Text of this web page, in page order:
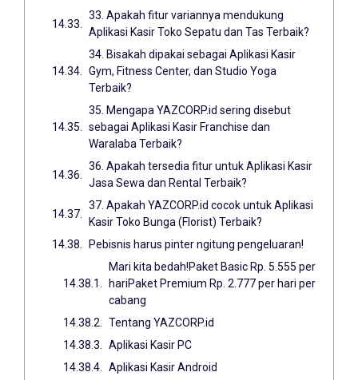
33. Apakah fitur variannya mendukung
Aplikasi Kasir Toko Sepatu dan Tas Terbaik?
34. Bisakah dipakai sebagai Aplikasi Kasir
Gym, Fitness Center, dan Studio Yoga
Terbaik?
35. Mengapa YAZCORP.id sering disebut
sebagai Aplikasi Kasir Franchise dan
Waralaba Terbaik?
36. Apakah tersedia fitur untuk Aplikasi Kasir
Jasa Sewa dan Rental Terbaik?
37. Apakah YAZCORP.id cocok untuk Aplikasi
Kasir Toko Bunga (Florist) Terbaik?
Pebisnis harus pinter ngitung pengeluaran!
Mari kita bedah!Paket Basic Rp. 5.555 per
hariPaket Premium Rp. 2.777 per hari per
cabang
Tentang YAZCORP.id
Aplikasi Kasir PC
Aplikasi Kasir Android